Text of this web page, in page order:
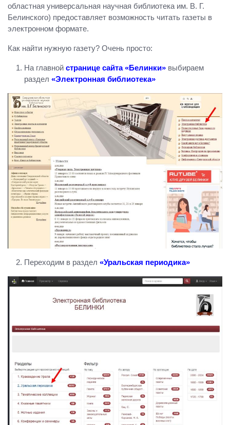
областная универсальная научная библиотека им. В. Г.
Белинского) предоставляет возможность читать газеты в
электронном формате.
Как найти нужную газету? Очень просто:
На главной странице сайта «Белинки» выбираем
раздел «Электронная библиотека»
Переходим в раздел «Уральская периодика»